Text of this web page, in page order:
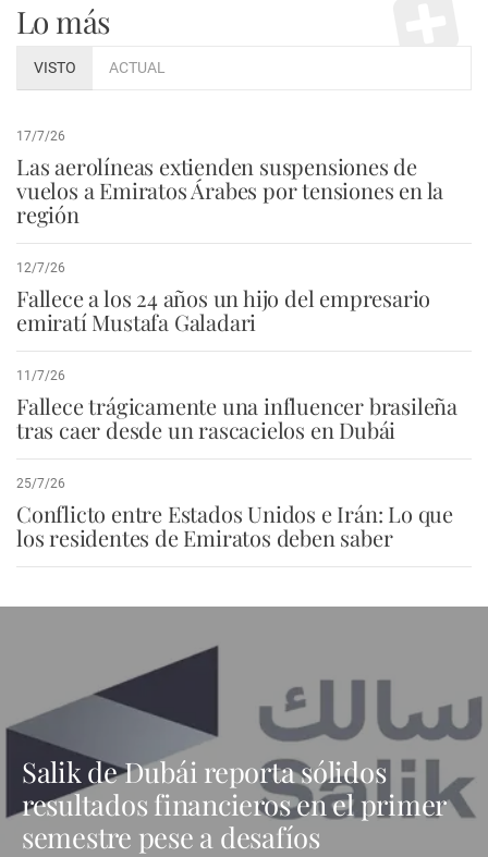
Lo más
VISTO ACTUAL
17/7/26
Las aerolíneas extienden suspensiones de
vuelos a Emiratos Árabes por tensiones en la
región
12/7/26
Fallece a los 24 años un hijo del empresario
emiratí Mustafa Galadari
11/7/26
Fallece trágicamente una influencer brasileña
tras caer desde un rascacielos en Dubái
25/7/26
Conflicto entre Estados Unidos e Irán: Lo que
los residentes de Emiratos deben saber
Salik de Dubái reporta sólidos
resultados financieros en el primer
semestre pese a desafíos